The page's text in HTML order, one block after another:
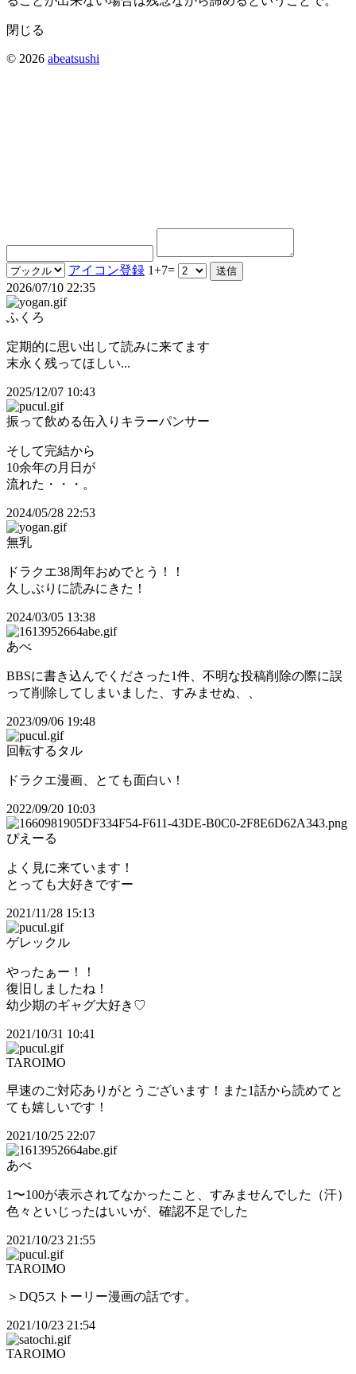
閉じる
© 2026 abeatsushi
アイコン登録 1+7=
2026/07/10 22:35
ふくろ
定期的に思い出して読みに来てます
末永く残ってほしい...
2025/12/07 10:43
振って飲める缶入りキラーパンサー
そして完結から
10余年の月日が
流れた・・・。
2024/05/28 22:53
無乳
ドラクエ38周年おめでとう！！
久しぶりに読みにきた！
2024/03/05 13:38
あべ
BBSに書き込んでくださった1件、不明な投稿削除の際に誤
って削除してしまいました、すみませぬ、、
2023/09/06 19:48
回転するタル
ドラクエ漫画、とても面白い！
2022/09/20 10:03
ぴえーる
よく見に来ています！
とっても大好きですー
2021/11/28 15:13
ゲレックル
やったぁー！！
復旧しましたね！
幼少期のギャグ大好き♡
2021/10/31 10:41
TAROIMO
早速のご対応ありがとうございます！また1話から読めてと
ても嬉しいです！
2021/10/25 22:07
あべ
1〜100が表示されてなかったこと、すみませんでした（汗）
色々といじったはいいが、確認不足でした
2021/10/23 21:55
TAROIMO
＞DQ5ストーリー漫画の話です。
2021/10/23 21:54
TAROIMO